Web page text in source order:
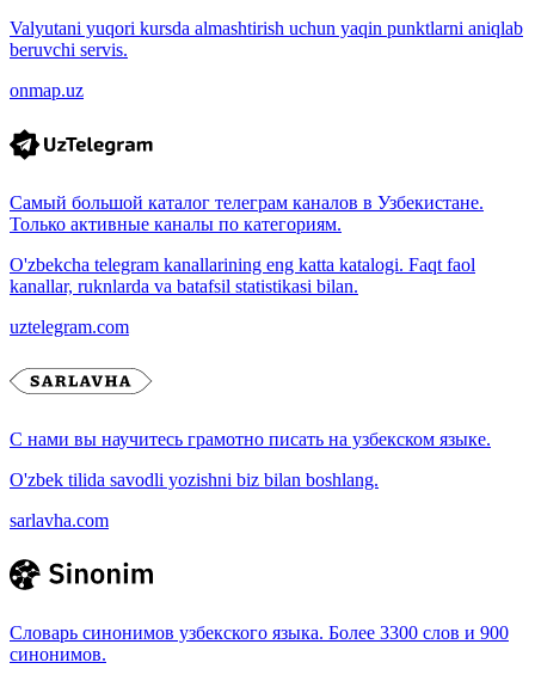
Valyutani yuqori kursda almashtirish uchun yaqin punktlarni aniqlab
beruvchi servis.
onmap.uz
Самый большой каталог телеграм каналов в Узбекистане.
Только активные каналы по категориям.
O'zbekcha telegram kanallarining eng katta katalogi. Faqt faol
kanallar, ruknlarda va batafsil statistikasi bilan.
uztelegram.com
С нами вы научитесь грамотно писать на узбекском языке.
O'zbek tilida savodli yozishni biz bilan boshlang.
sarlavha.com
Словарь синонимов узбекского языка. Более 3300 слов и 900
синонимов.